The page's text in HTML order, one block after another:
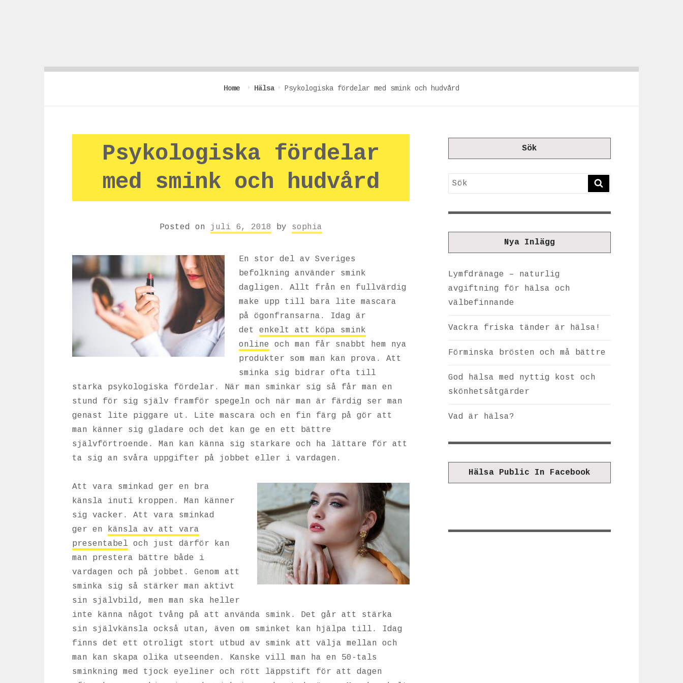
Home Hälsa Psykologiska fördelar med smink och hudvård
Psykologiska fördelar
med smink och hudvård
Posted on juli 6, 2018 by sophia
En stor del av Sveriges
befolkning använder smink
dagligen. Allt från en fullvärdig
make upp till bara lite mascara
på ögonfransarna. Idag är
det enkelt att köpa smink
online och man får snabbt hem nya
produkter som man kan prova. Att
sminka sig bidrar ofta till
starka psykologiska fördelar. När man sminkar sig så får man en
stund för sig själv framför spegeln och när man är färdig ser man
genast lite piggare ut. Lite mascara och en fin färg på gör att
man känner sig gladare och det kan ge en ett bättre
självförtroende. Man kan känna sig starkare och ha lättare för att
ta sig an svåra uppgifter på jobbet eller i vardagen.
Att vara sminkad ger en bra
känsla inuti kroppen. Man känner
sig vacker. Att vara sminkad
ger en känsla av att vara
presentabel och just därför kan
man prestera bättre både i
vardagen och på jobbet. Genom att
sminka sig så stärker man aktivt
sin självbild, men man ska heller
inte känna något tvång på att använda smink. Det går att stärka
sin självkänsla också utan, även om sminket kan hjälpa till. Idag
finns det ett otroligt stort utbud av smink att välja mellan och
man kan skapa olika utseenden. Kanske vill man ha en 50-tals
sminkning med tjock eyeliner och rött läppstift för att dagen
Sök
Sök
Nya Inlägg
Lymfdränage – naturlig
avgiftning för hälsa och
välbefinnande
Vackra friska tänder är hälsa!
Förminska brösten och må bättre
God hälsa med nyttig kost och
skönhetsåtgärder
Vad är hälsa?
Hälsa Public In Facebook